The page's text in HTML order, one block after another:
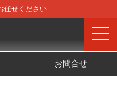
任せください
お問合せ